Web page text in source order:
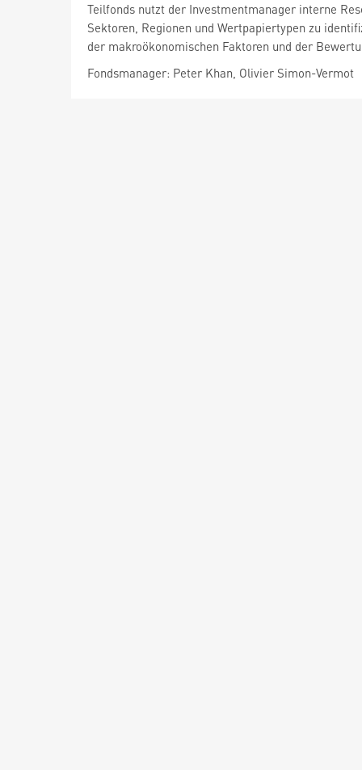
Teilfonds nutzt der Investmentmanager interne
Sektoren, Regionen und Wertpapiertypen zu
der makroökonomischen Faktoren und der
Fondsmanager: Peter Khan, Olivier Simon-Vermot